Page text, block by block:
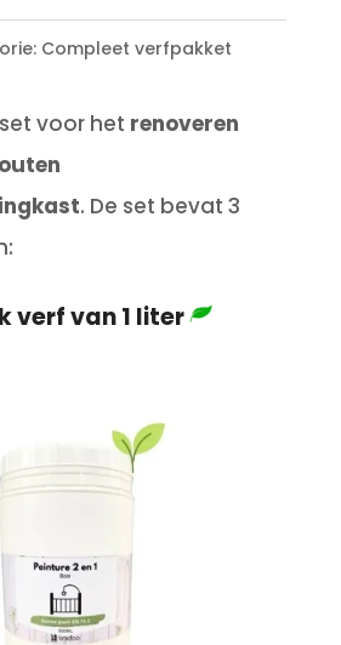
Compleet verfpakket
voor het renoveren
. De set bevat 3
verf van 1 liter